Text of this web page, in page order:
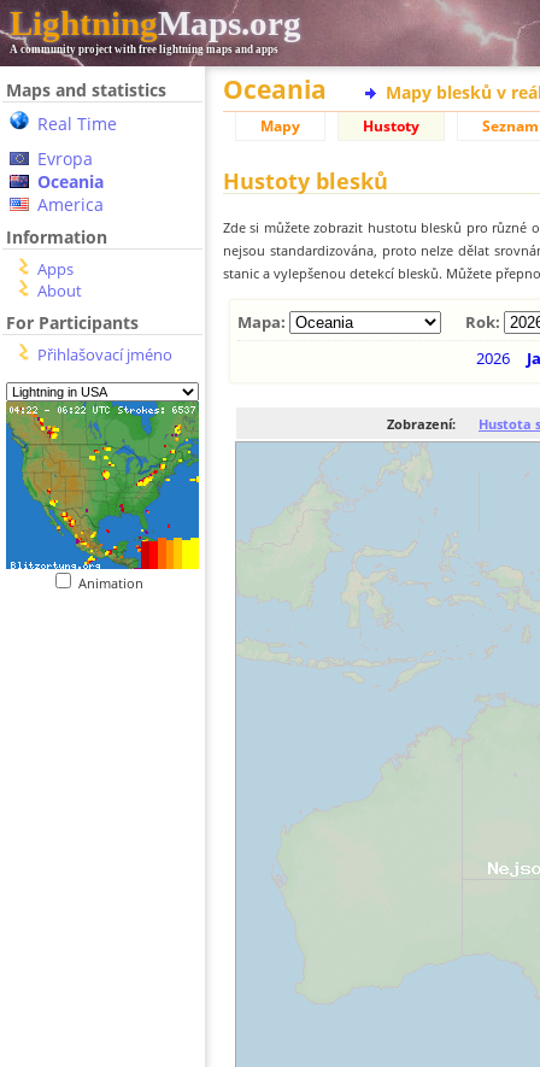
LightningMaps.org
A community project with free lightning maps and apps
Maps and statistics
Real Time
Evropa
Oceania
America
Information
Apps
About
For Participants
Přihlašovací jméno
Animation
Oceania Mapy blesků v
Mapy Hustoty Seznam
Hustoty blesků
Zde si můžete zobrazit hustotu blesků pro různé
nejsou standardizována, proto nelze dělat
stanic a vylepšenou detekcí blesků. Můžete
Mapa:
Rok:
2026
Zobrazení: Hustota